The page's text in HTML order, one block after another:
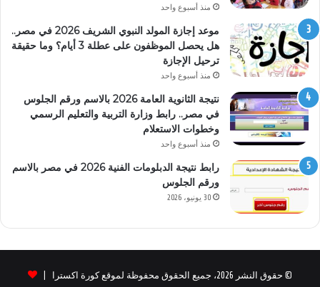
منذ أسبوع واحد
موعد إجازة المولد النبوي الشريف 2026 في مصر..
هل يحصل الموظفون على عطلة 3 أيام؟ وما حقيقة
ترحيل الإجازة
منذ أسبوع واحد
نتيجة الثانوية العامة 2026 بالاسم ورقم الجلوس
في مصر.. رابط وزارة التربية والتعليم الرسمي
وخطوات الاستعلام
منذ أسبوع واحد
رابط نتيجة الدبلومات الفنية 2026 في مصر بالاسم
ورقم الجلوس
30 يونيو، 2026
© حقوق النشر 2026، جميع الحقوق محفوظة لموقع كورة اكسترا |